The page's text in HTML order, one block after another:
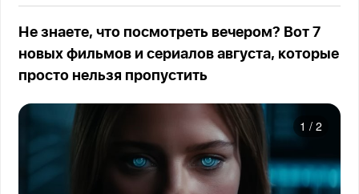
Не знаете, что посмотреть вечером? Вот 7
новых фильмов и сериалов августа, которые
просто нельзя пропустить
1 / 2